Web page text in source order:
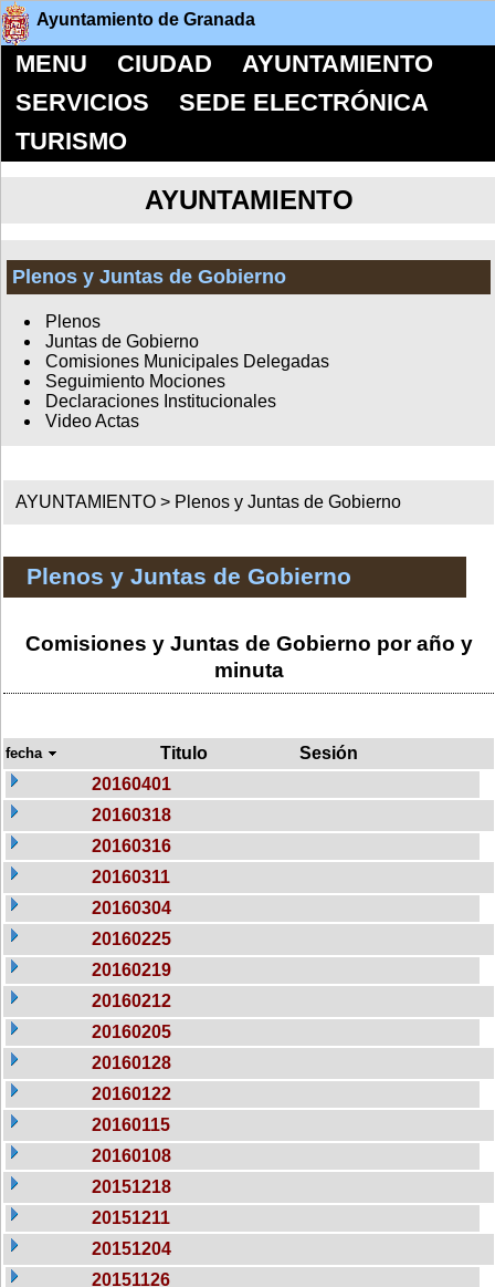
Ayuntamiento de Granada
MENU CIUDAD
AYUNTAMIENTO
SERVICIOS
SEDE ELECTRÓNICA
TURISMO
AYUNTAMIENTO
Plenos y Juntas de Gobierno
Plenos
Juntas de Gobierno
Comisiones Municipales Delegadas
Seguimiento Mociones
Declaraciones Institucionales
Video Actas
AYUNTAMIENTO > Plenos y Juntas de Gobierno
Plenos y Juntas de Gobierno
Comisiones y Juntas de Gobierno por año y
minuta
fecha Titulo
Sesión
20160401
20160318
20160316
20160311
20160304
20160225
20160219
20160212
20160205
20160128
20160122
20160115
20160108
20151218
20151211
20151204
20151126